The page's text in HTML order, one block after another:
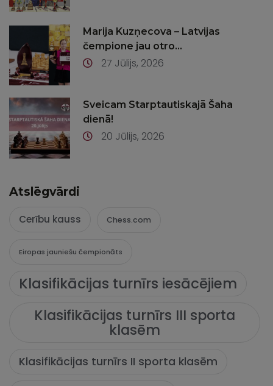
Marija Kuzņecova – Latvijas
čempione jau otro...
27 Jūlijs, 2026
Sveicam Starptautiskajā Šaha
dienā!
20 Jūlijs, 2026
Atslēgvārdi
Cerību kauss Chess.com
Eiropas jauniešu čempionāts
Klasifikācijas turnīrs iesācējiem
Klasifikācijas turnīrs III sporta
klasēm
Klasifikācijas turnīrs II sporta klasēm